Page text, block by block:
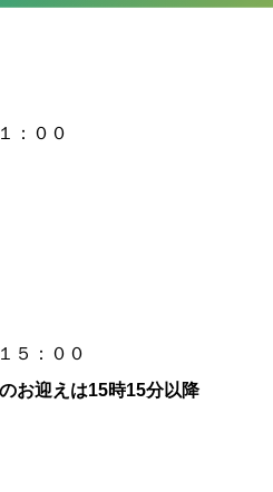
：００
５：００
お迎えは15時15分以降